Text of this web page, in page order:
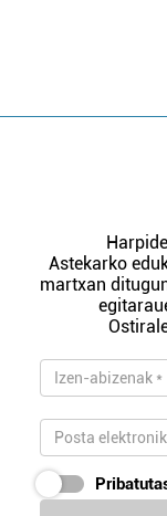
Astekarko
martxan